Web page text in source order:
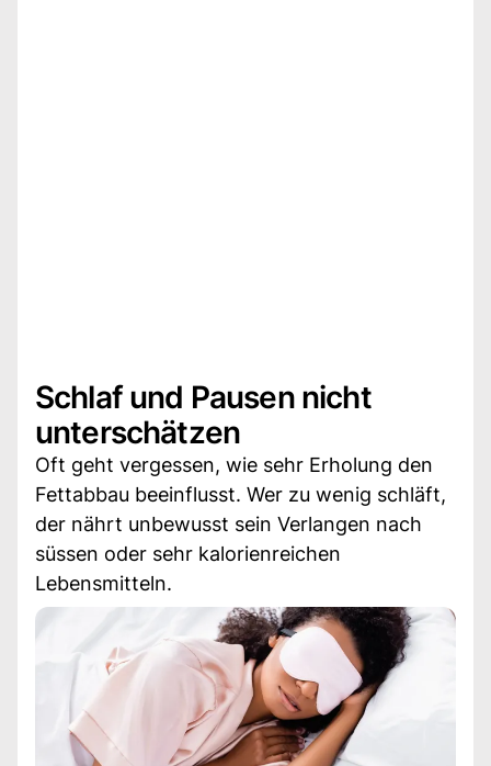
Schlaf und Pausen nicht
unterschätzen
Oft geht vergessen, wie sehr Erholung den
Fettabbau beeinflusst. Wer zu wenig schläft,
der nährt unbewusst sein Verlangen nach
süssen oder sehr kalorienreichen
Lebensmitteln.